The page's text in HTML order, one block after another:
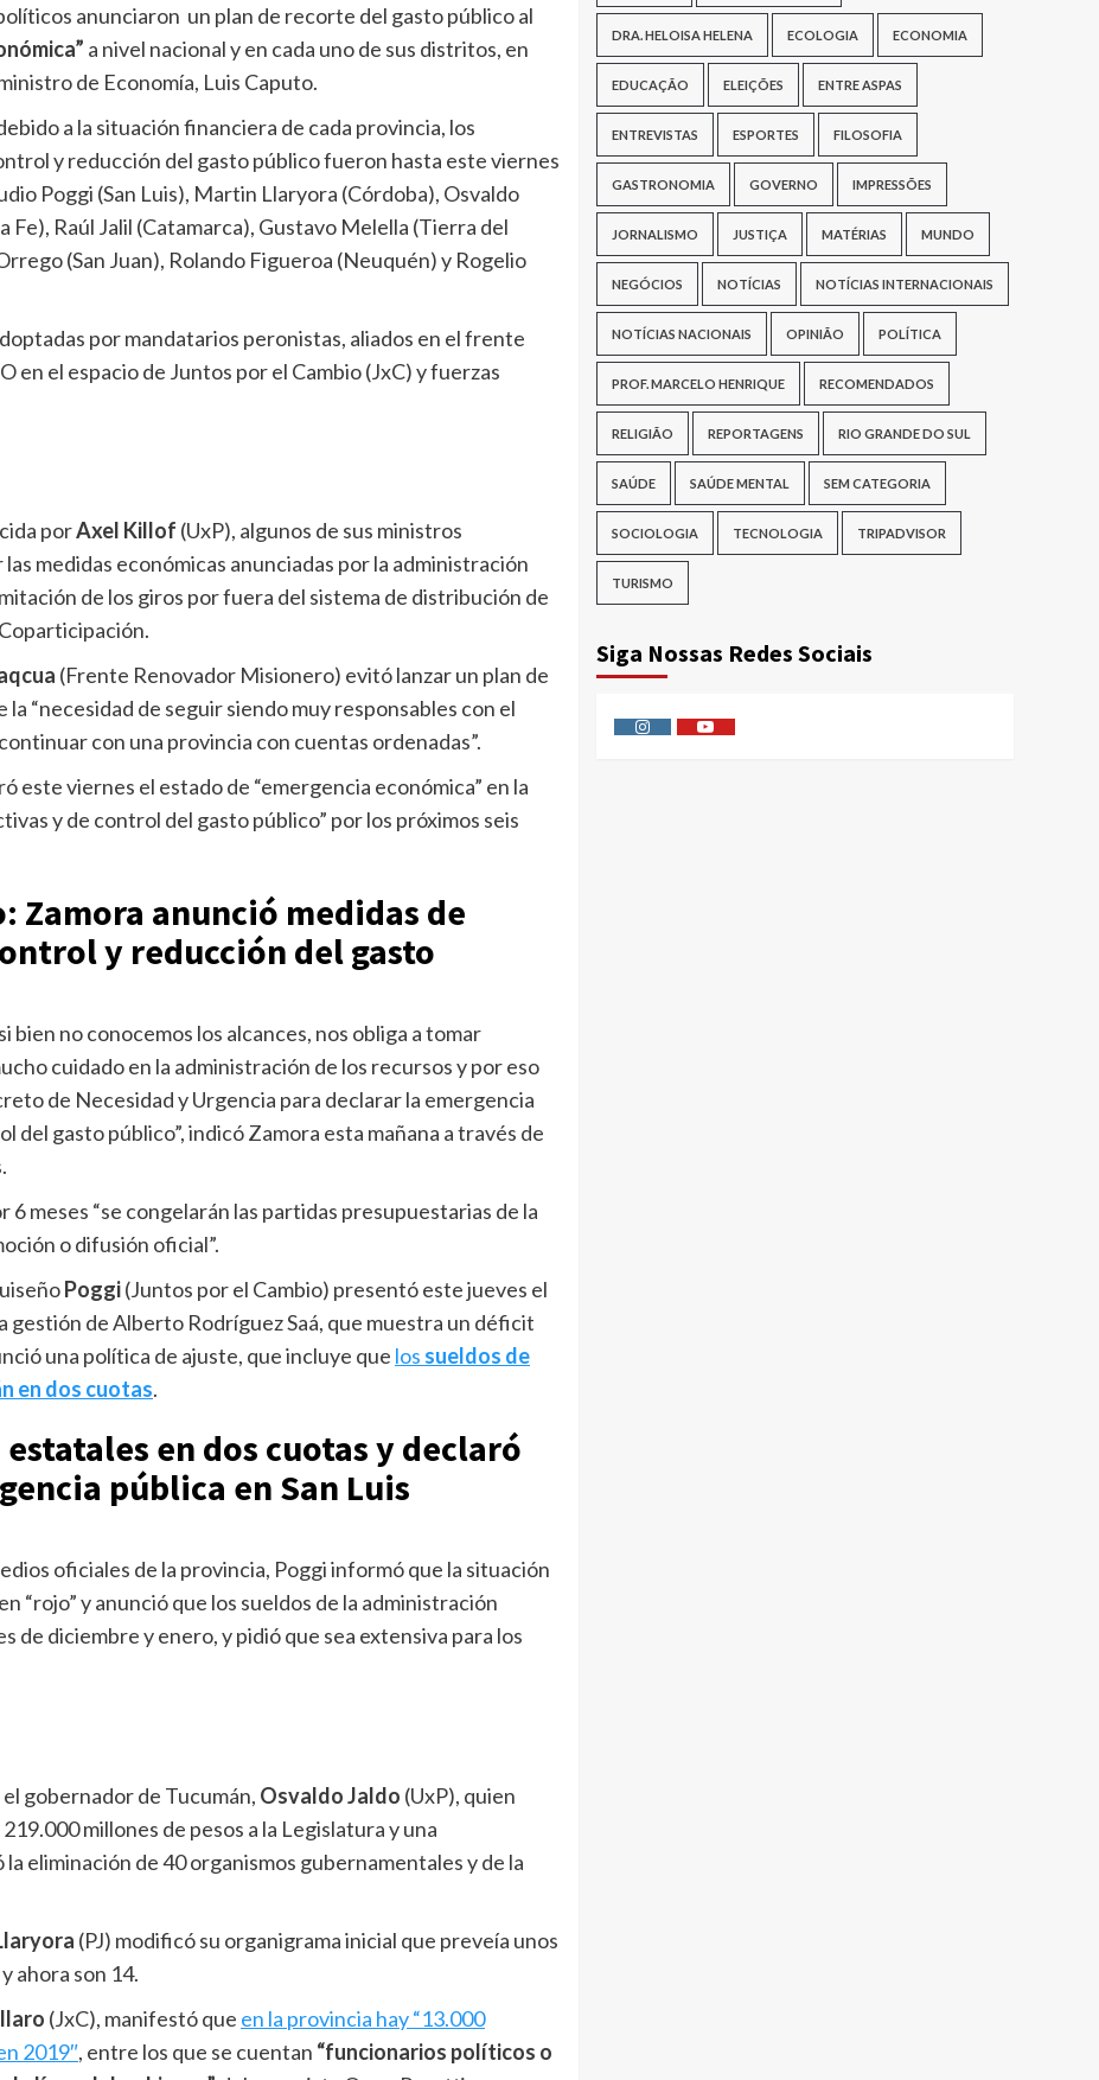
anunciaron un plan de recorte del gasto público al
a nivel nacional y en cada uno de sus distritos, en
de Economía, Luis Caputo.
a la situación financiera de cada provincia, los
y reducción del gasto público fueron hasta este viernes
Poggi (San Luis), Martin Llaryora (Córdoba), Osvaldo
Fe), Raúl Jalil (Catamarca), Gustavo Melella (Tierra del
(San Juan), Rolando Figueroa (Neuquén) y Rogelio
por mandatarios peronistas, aliados en el frente
en el espacio de Juntos por el Cambio (JxC) y fuerzas
porAxel Killof (UxP), algunos de sus ministros
medidas económicas anunciadas por la administración
de los giros por fuera del sistema de distribución de
(Frente Renovador Misionero) evitó lanzar un plan de
“necesidad de seguir siendo muy responsables con el
con una provincia con cuentas ordenadas”.
este viernes el estado de “emergencia económica” en la
y de control del gasto público” por los próximos seis
Zamora anunció medidas de
y reducción del gasto
bien no conocemos los alcances, nos obliga a tomar
cuidado en la administración de los recursos y por eso
de Necesidad y Urgencia para declarar la emergencia
gasto público”, indicó Zamora esta mañana a través de
meses “se congelarán las partidas presupuestarias de la
o difusión oficial”.
Poggi(Juntos por el Cambio) presentó este jueves el
gestión de Alberto Rodríguez Saá, que muestra un déficit
una política de ajuste, que incluye que los sueldos de
en dos cuotas.
en dos cuotas y declaró
pública en San Luis
oficiales de la provincia, Poggi informó que la situación
“rojo” y anunció que los sueldos de la administración
de diciembre y enero, y pidió que sea extensiva para los
gobernador de Tucumán, Osvaldo Jaldo (UxP), quien
millones de pesos a la Legislatura y una
eliminación de 40 organismos gubernamentales y de la
(PJ) modificó su organigrama inicial que preveía unos
ahora son 14.
(JxC), manifestó que en la provincia hay “13.000
2019″, entre los que se cuentan “funcionarios políticos o
DRA. HELOISA HELENA ECOLOGIA ECONOMIA
EDUCAÇÃO ELEIÇÕES ENTRE ASPAS
ENTREVISTAS ESPORTES FILOSOFIA
GASTRONOMIA GOVERNO IMPRESSÕES
JORNALISMO JUSTIÇA MATÉRIAS MUNDO
NEGÓCIOS NOTÍCIAS NOTÍCIAS INTERNACIONAIS
NOTÍCIAS NACIONAIS OPINIÃO POLÍTICA
PROF. MARCELO HENRIQUE RECOMENDADOS
RELIGIÃO REPORTAGENS RIO GRANDE DO SUL
SAÚDE SAÚDE MENTAL SEM CATEGORIA
SOCIOLOGIA TECNOLOGIA TRIPADVISOR
TURISMO
Siga Nossas Redes Sociais
InstagramYoutube